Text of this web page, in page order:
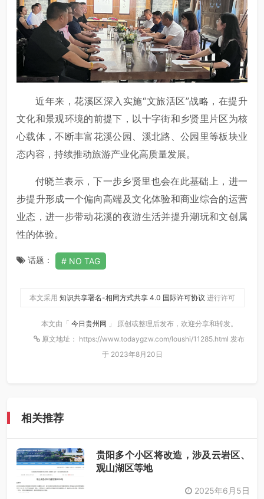
近年来，花溪区深入实施“文旅活区”战略，在提升
文化和景观环境的前提下，以十字街和乡贤里片区为核
心载体，不断丰富花溪公园、溪北路、公园里等板块业
态内容，持续推动旅游产业化高质量发展。
付晓兰表示，下一步乡贤里也会在此基础上，进一
步提升形成一个偏向高端及文化体验和商业综合的运营
业态，进一步带动花溪的夜游生活并提升潮玩和文创属
性的体验。
话题： NO TAG
本文采用 知识共享署名-相同方式共享 4.0 国际许可协议 进行许可
本文由「 今日贵州网 」 原创或整理后发布，欢迎分享和转发。
原文地址： https://www.todaygzw.com/loushi/11285.html 发布
于 2023年8月20日
相关推荐
贵阳多个小区将改造，涉及云岩区、
观山湖区等地
2025年6月5日